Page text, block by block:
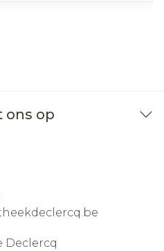
ons op
Declercq